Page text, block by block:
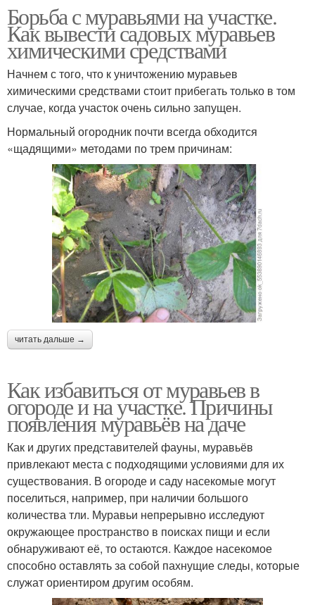
Борьба с муравьями на участке.
Как вывести садовых муравьев
химическими средствами
Начнем с того, что к уничтожению муравьев
химическими средствами стоит прибегать только в том
случае, когда участок очень сильно запущен.
Нормальный огородник почти всегда обходится
«щадящими» методами по трем причинам:
читать дальше →
Как избавиться от муравьев в
огороде и на участке. Причины
появления муравьёв на даче
Как и других представителей фауны, муравьёв
привлекают места с подходящими условиями для их
существования. В огороде и саду насекомые могут
поселиться, например, при наличии большого
количества тли. Муравьи непрерывно исследуют
окружающее пространство в поисках пищи и если
обнаруживают её, то остаются. Каждое насекомое
способно оставлять за собой пахнущие следы, которые
служат ориентиром другим особям.